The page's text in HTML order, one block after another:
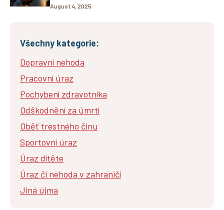
August 4, 2025
Všechny kategorie:
Dopravní nehoda
Pracovní úraz
Pochybení zdravotníka
Odškodnění za úmrtí
Oběť trestného činu
Sportovní úraz
Úraz dítěte
Úraz či nehoda v zahraničí
Jiná újma